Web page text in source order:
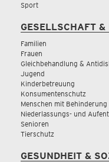
Sport
GESELLSCHAFT &
Familien
Frauen
Gleichbehandlung &
Jugend
Kinderbetreuung
Konsumentenschutz
Menschen mit Behinderung
Niederlassungs- und
Senioren
Tierschutz
GESUNDHEIT &